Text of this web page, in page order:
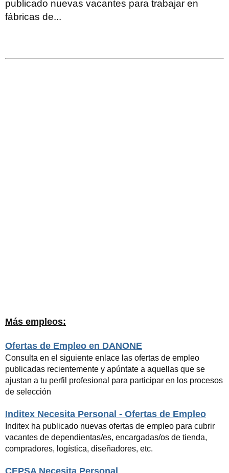
publicado nuevas vacantes para trabajar en
fábricas de...
Más empleos:
Ofertas de Empleo en DANONE
Consulta en el siguiente enlace las ofertas de empleo
publicadas recientemente y apúntate a aquellas que se
ajustan a tu perfil profesional para participar en los procesos
de selección
Inditex Necesita Personal - Ofertas de Empleo
Inditex ha publicado nuevas ofertas de empleo para cubrir
vacantes de dependientas/es, encargadas/os de tienda,
compradores, logística, diseñadores, etc.